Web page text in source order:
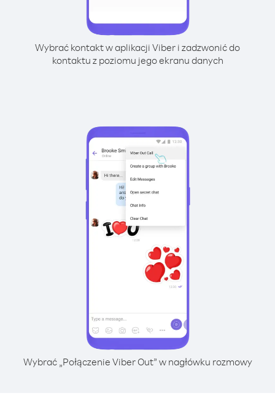
Wybrać kontakt w aplikacji Viber i zadzwonić do
kontaktu z poziomu jego ekranu danych
Wybrać „Połączenie Viber Out” w nagłówku rozmowy